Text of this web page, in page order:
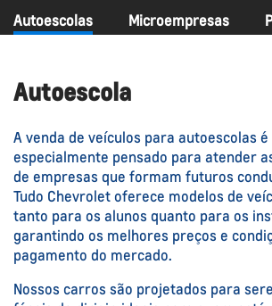
Microempresas
Autoescolas
Autoescola
A venda de veículos para autoescolas
especialmente pensado para atender
de empresas que formam futuros
Tudo Chevrolet oferece modelos de
tanto para os alunos quanto para os
garantindo os melhores preços e
pagamento do mercado.
Nossos carros são projetados para